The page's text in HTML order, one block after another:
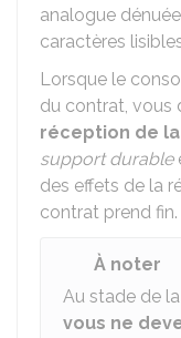
analogue
caractères
Lorsque le
du contrat, vous
réception de
support durable
des effets de la
contrat prend fin.
À noter
Au stade de
vous ne